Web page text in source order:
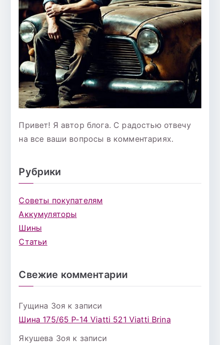
Привет! Я автор блога. С радостью отвечу
на все ваши вопросы в комментариях.
Рубрики
Советы покупателям
Аккумуляторы
Шины
Статьи
Свежие комментарии
Гущина Зоя к записи
Шина 175/65 Р-14 Viatti 521 Viatti Brina
Якушева Зоя к записи